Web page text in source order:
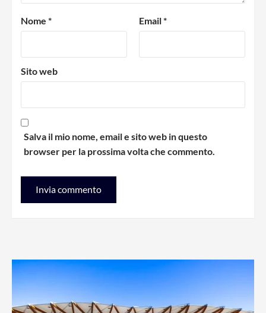
Nome * Email*
Sito web
Salva il mio nome, email e sito web in questo
browser per la prossima volta che commento.